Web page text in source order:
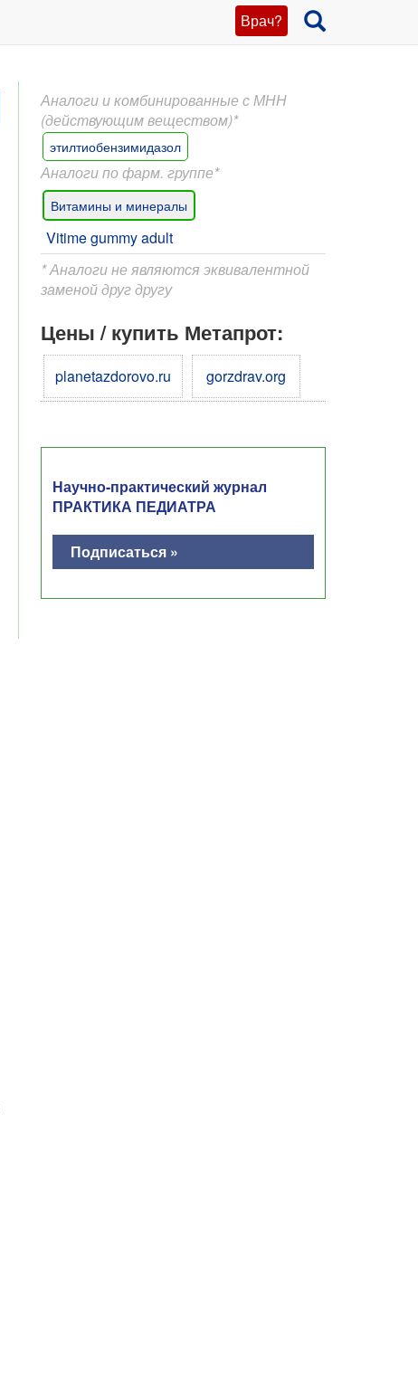
Врач?
Аналоги и комбинированные с МНН
(действующим веществом)*
этилтиобензимидазол
Аналоги по фарм. группе*
Витамины и минералы
Vitime gummy adult
* Аналоги не являются эквивалентной
заменой друг другу
Цены / купить Метапрот:
planetazdorovo.ru gorzdrav.org
Научно-практический журнал
ПРАКТИКА ПЕДИАТРА
Подписаться »